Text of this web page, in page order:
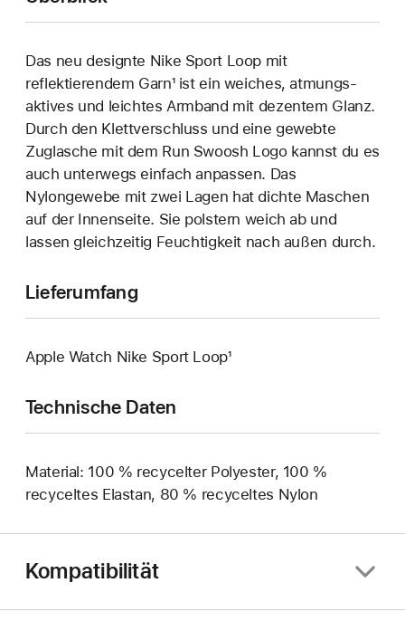
Das neu designte Nike Sport Loop mit
reflektierendem Garn¹ ist ein weiches, atmungs­
aktives und leichtes Armband mit dezentem Glanz.
Durch den Klett­verschluss und eine gewebte
Zuglasche mit dem Run Swoosh Logo kannst du es
auch unterwegs einfach anpassen. Das
Nylongewebe mit zwei Lagen hat dichte Maschen
auf der Innenseite. Sie polstern weich ab und
lassen gleichzeitig Feuchtigkeit nach außen durch.
Lieferumfang
Apple Watch Nike Sport Loop¹
Technische Daten
Material: 100 % recycelter Polyester, 100 %
recyceltes Elastan, 80 % recyceltes Nylon
Kompatibilität